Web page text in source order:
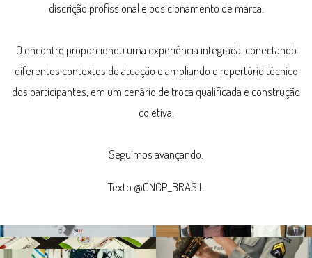
discrição profissional e posicionamento de marca.
O encontro proporcionou uma experiência integrada, conectando
diferentes contextos de atuação e ampliando o repertório técnico
dos participantes, em um cenário de troca qualificada e construção
coletiva.
Seguimos avançando.
Texto @CNCP_BRASIL